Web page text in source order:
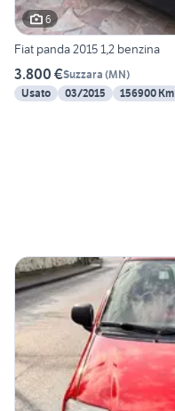
6
Fiat panda 2015 1,2 benzina
3.800 €Suzzara (MN)
Usato
03/2015 156900 Km